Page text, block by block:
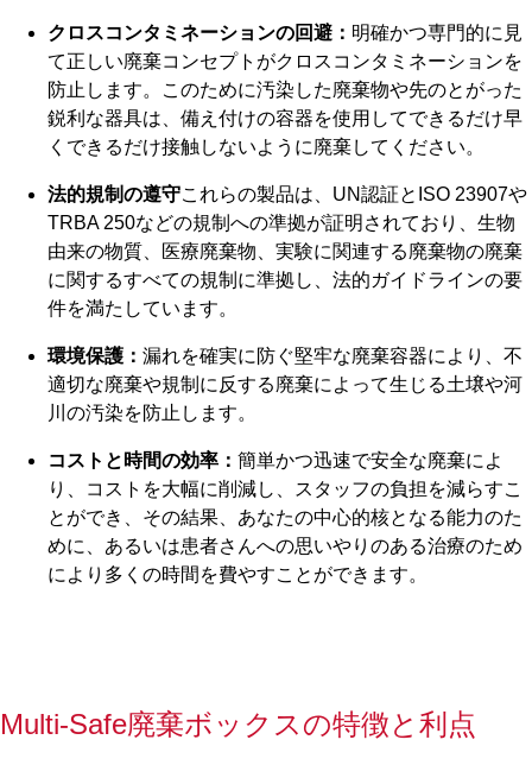
クロスコンタミネーションの回避： 明確かつ専門的に見
て正しい廃棄コンセプトがクロスコンタミネーションを
防止します。このために汚染した廃棄物や先のとがった
鋭利な器具は、備え付けの容器を使用してできるだけ早
くできるだけ接触しないように廃棄してください。
法的規制の遵守これらの製品は、UN認証とISO 23907や
TRBA 250などの規制への準拠が証明されており、生物
由来の物質、医療廃棄物、実験に関連する廃棄物の廃棄
に関するすべての規制に準拠し、法的ガイドラインの要
件を満たしています。
環境保護： 漏れを確実に防ぐ堅牢な廃棄容器により、不
適切な廃棄や規制に反する廃棄によって生じる土壌や河
川の汚染を防止します。
コストと時間の効率： 簡単かつ迅速で安全な廃棄によ
り、コストを大幅に削減し、スタッフの負担を減らすこ
とができ、その結果、あなたの中心的核となる能力のた
めに、あるいは患者さんへの思いやりのある治療のため
により多くの時間を費やすことができます。
Multi-Safe廃棄ボックスの特徴と利点